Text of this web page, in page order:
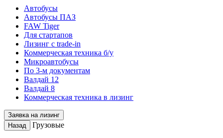
Автобусы
Автобусы ПАЗ
FAW Tiger
Для стартапов
Лизинг с trade-in
Коммерческая техника б/у
Микроавтобусы
По 3-м документам
Валдай 12
Валдай 8
Коммерческая техника в лизинг
Заявка на лизинг
Назад
Грузовые